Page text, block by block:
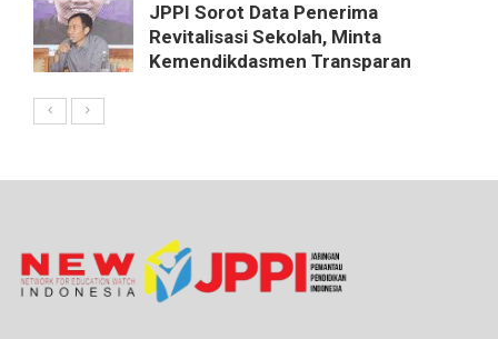
JPPI Sorot Data Penerima
Revitalisasi Sekolah, Minta
Kemendikdasmen Transparan